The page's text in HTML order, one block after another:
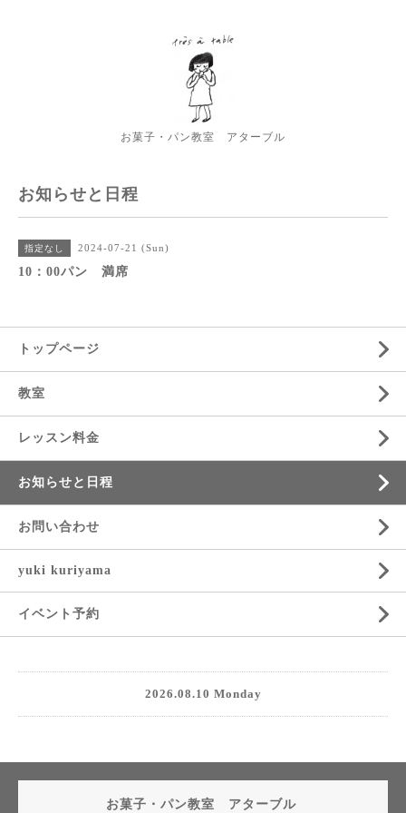
お菓子・パン教室 アターブル
お知らせと日程
指定なし 2024-07-21 (Sun)
10：00パン 満席
トップページ
教室
レッスン料金
お知らせと日程
お問い合わせ
yuki kuriyama
イベント予約
2026.08.10 Monday
お菓子・パン教室 アターブル